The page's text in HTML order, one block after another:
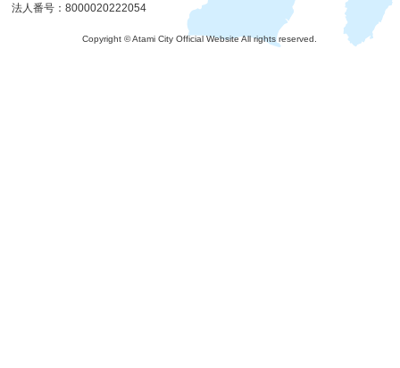
法人番号：8000020222054
Copyright © Atami City Official Website All rights reserved.